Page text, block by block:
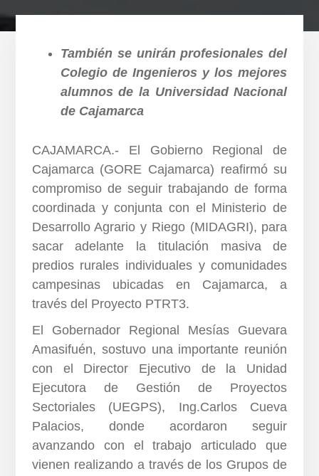
También se unirán profesionales del
Colegio de Ingenieros y los mejores
alumnos de la Universidad Nacional
de Cajamarca
CAJAMARCA.- El Gobierno Regional de
Cajamarca (GORE Cajamarca) reafirmó su
compromiso de seguir trabajando de forma
coordinada y conjunta con el Ministerio de
Desarrollo Agrario y Riego (MIDAGRI), para
sacar adelante la titulación masiva de
predios rurales individuales y comunidades
campesinas ubicadas en Cajamarca, a
través del Proyecto PTRT3.
El Gobernador Regional Mesías Guevara
Amasifuén, sostuvo una importante reunión
con el Director Ejecutivo de la Unidad
Ejecutora de Gestión de Proyectos
Sectoriales (UEGPS), Ing.Carlos Cueva
Palacios, donde acordaron seguir
avanzando con el trabajo articulado que
vienen realizando a través de los Grupos de